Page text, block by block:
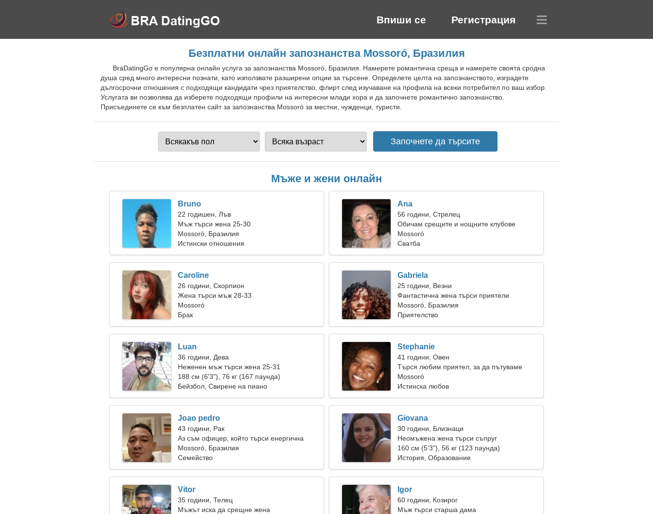
Впиши се Регистрация
Безплатни онлайн запознанства Mossoró, Бразилия
BraDatingGo е популярна онлайн услуга за запознанства Mossoró, Бразилия. Намерете романтична среща и намерете своята сродна
душа сред много интересни познати, като използвате разширени опции за търсене. Определете целта на запознанството, изградете
дългосрочни отношения с подходящи кандидати чрез приятелство, флирт след изучаване на профила на всеки потребител по ваш избор.
Услугата ви позволява да изберете подходящи профили на интересни млади хора и да започнете романтично запознанство.
Присъединете се към безплатен сайт за запознанства Mossoró за местни, чужденци, туристи.
Мъже и жени онлайн
Bruno
22 годишен, Лъв
Мъж търси жена 25-30
Mossoró, Бразилия
Истински отношения
Ana
56 години, Стрелец
Обичам срещите и нощните клубове
Mossoró
Сватба
Caroline
26 години, Скорпион
Жена търси мъж 28-33
Mossoró
Брак
Gabriela
25 години, Везни
Фантастична жена търси приятели
Mossoró, Бразилия
Приятелство
Luan
36 години, Дева
Неженен мъж търси жена 25-31
188 см (6'3"), 76 кг (167 паунда)
Бейзбол, Свирене на пиано
Stephanie
41 години, Овен
Търся любим приятел, за да пътуваме
заедно
Mossoró
Истинска любов
Joao pedro
43 години, Рак
Аз съм офицер, който търси енергична
жена
Mossoró, Бразилия
Семейство
Giovana
30 години, Близнаци
Неомъжена жена търси съпруг
160 см (5'3"), 56 кг (123 паунда)
История, Образование
Vitor
35 години, Телец
Мъжът иска да срещне жена
Igor
60 години, Козирог
Мъж търси старша дама